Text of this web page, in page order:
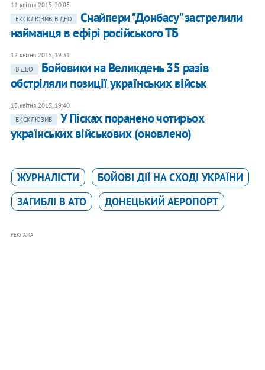
11 квітня 2015, 20:05
ЕКСКЛЮЗИВ, ВІДЕО
Снайпери "Донбасу" застрелили
найманця в ефірі російського ТБ
12 квітня 2015, 19:31
ВІДЕО
Бойовики на Великдень 35 разів
обстріляли позиції українських військ
13 квітня 2015, 19:40
ЕКСКЛЮЗИВ
У Пісках поранено чотирьох
українських військових (оновлено)
ЖУРНАЛІСТИ
БОЙОВІ ДІЇ НА СХОДІ УКРАЇНИ
ЗАГИБЛІ В АТО
ДОНЕЦЬКИЙ АЕРОПОРТ
РЕКЛАМА